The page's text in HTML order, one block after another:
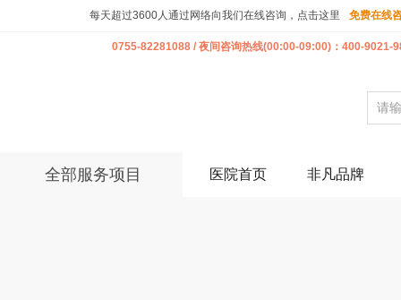
每天超过3600人通过网络向我们在线咨询，点击这里 免费在线
0755-82281088 / 夜间咨询热线(00:00-09:00)：400-9021-
全部服务项目 医院首页 非凡品牌